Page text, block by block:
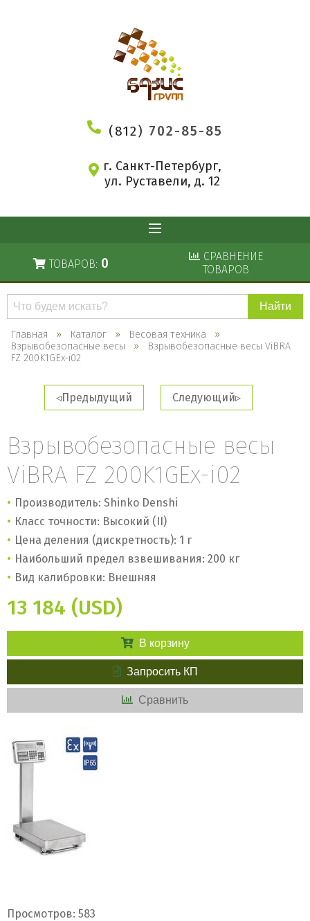
(812) 702-85-85
г. Санкт-Петербург,
ул. Руставели, д. 12
ТОВАРОВ: 0
СРАВНЕНИЕ
ТОВАРОВ
Поиск
каталогу
Главная Каталог
Весовая техника
Взрывобезопасные весы
Взрывобезопасные весы ViBRA
FZ 200K1GEx-i02
Предыдущий Следующий
Взрывобезопасные весы
ViBRA FZ 200K1GEx-i02
Производитель: Shinko Denshi
Класс точности: Высокий (II)
Цена деления (дискретность): 1 г
Наибольший предел взвешивания: 200 кг
Вид калибровки: Внешняя
13 184 (USD)
В корзину
Запросить КП
Сравнить
Просмотров: 583